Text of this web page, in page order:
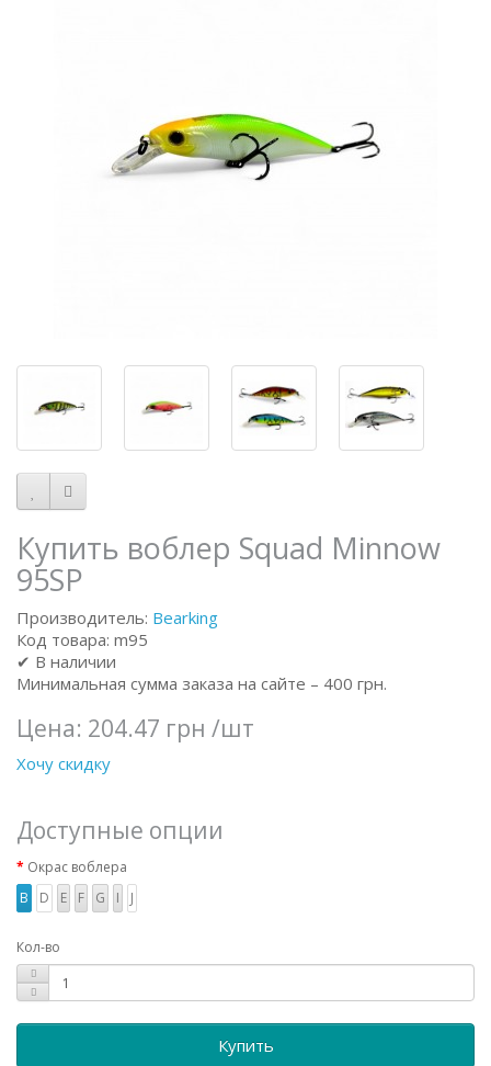
Купить воблер Squad Minnow
95SP
Производитель: Bearking
Код товара: m95
✔ В наличии
Минимальная сумма заказа на сайте – 400 грн.
Цена: 204.47 грн /шт
Хочу скидку
Доступные опции
Окрас воблера
B
D E F G I J
Кол-во
Купить